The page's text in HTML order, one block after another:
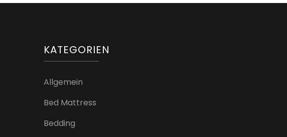
KATEGORIEN
Allgemein
Bed Mattress
Bedding